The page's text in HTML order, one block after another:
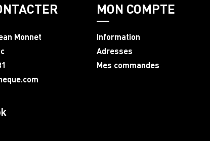
Monnet
MON COMPTE
Information
Adresses
Mes commandes